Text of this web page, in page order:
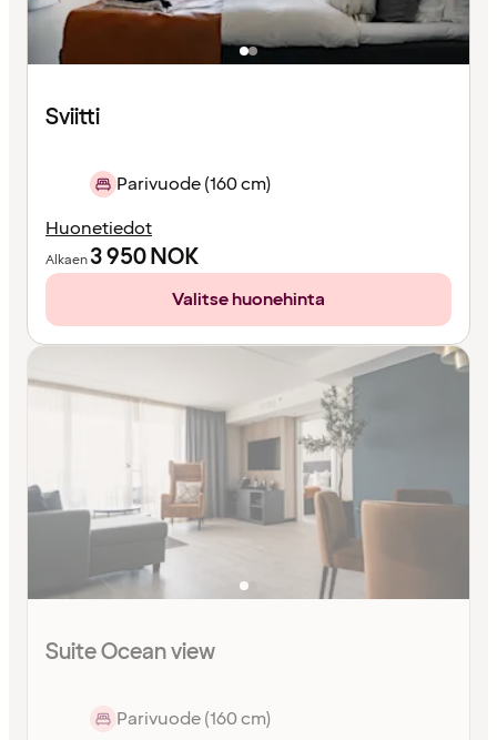
Sviitti
Parivuode (160 cm)
Huonetiedot
Alkaen3 950NOK
Valitse huonehinta
Suite Ocean view
Parivuode (160 cm)